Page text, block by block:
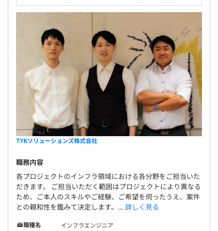
TYKソリューションズ株式会社
職務内容
各プロジェクトのインフラ領域における各分野をご担当いた
だきます。 ご担当いただく範囲はプロジェクトにより異なる
ため、ご本人のスキルやご経験、ご希望を伺ったうえ、案件
との親和性を鑑みて決定します。... 詳しく見る
職種名
インフラエンジニア